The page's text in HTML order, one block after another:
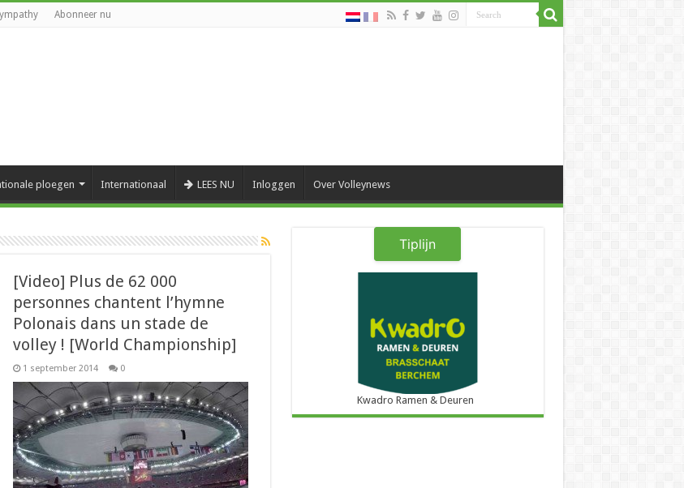
Abonneer nu
ploegen Internationaal LEES NU Inloggen Over Volleynews
[Video] Plus de 62 000
personnes chantent l’hymne
Polonais dans un stade de
volley ! [World Championship]
1 september 2014 0
Tiplijn
Kwadro Ramen & Deuren